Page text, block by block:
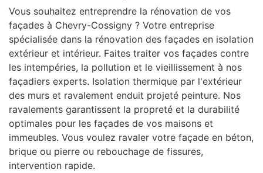
Vous souhaitez entreprendre la rénovation de vos
façades à Chevry-Cossigny ? Votre entreprise
spécialisée dans la rénovation des façades en isolation
extérieur et intérieur. Faites traiter vos façades contre
les intempéries, la pollution et le vieillissement à nos
façadiers experts. Isolation thermique par l'extérieur
des murs et ravalement enduit projeté peinture. Nos
ravalements garantissent la propreté et la durabilité
optimales pour les façades de vos maisons et
immeubles. Vous voulez ravaler votre façade en béton,
brique ou pierre ou rebouchage de fissures,
intervention rapide.